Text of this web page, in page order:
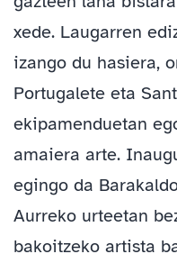
xede. Laugarren
izango du hasiera,
Portugalete eta
ekipamenduetan
amaiera arte.
egingo da
Aurreko urteetan
bakoitzeko artista